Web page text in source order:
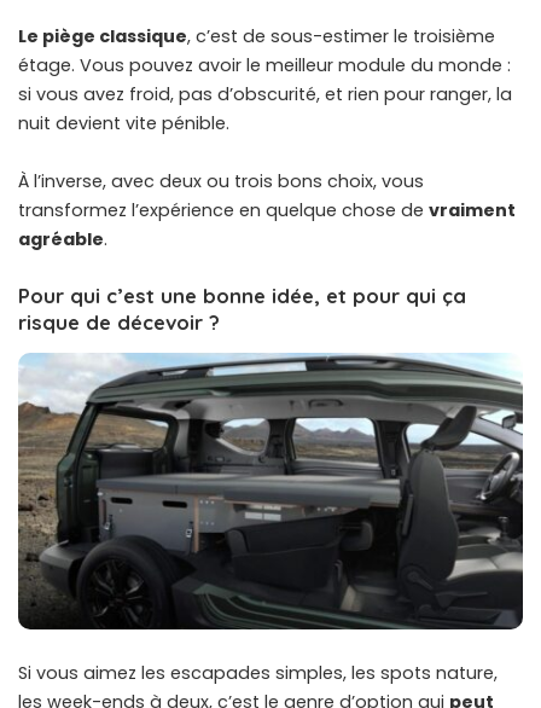
Le piège classique, c’est de sous-estimer le troisième
étage. Vous pouvez avoir le meilleur module du monde :
si vous avez froid, pas d’obscurité, et rien pour ranger, la
nuit devient vite pénible.
À l’inverse, avec deux ou trois bons choix, vous
transformez l’expérience en quelque chose de vraiment
agréable.
Pour qui c’est une bonne idée, et pour qui ça
risque de décevoir ?
Si vous aimez les escapades simples, les spots nature,
les week-ends à deux, c’est le genre d’option qui peut